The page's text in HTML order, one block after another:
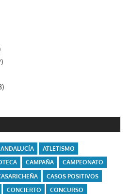
ANDALUCÍA
ATLETISMO
CAMPAÑA
CAMPEONATO
CASOS POSITIVOS
CONCIERTO
CONCURSO